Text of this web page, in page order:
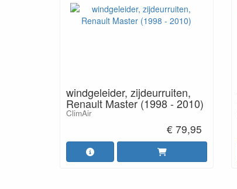
windgeleider, zijdeurruiten,
Renault Master (1998 - 2010)
ClimAir
€ 79,95